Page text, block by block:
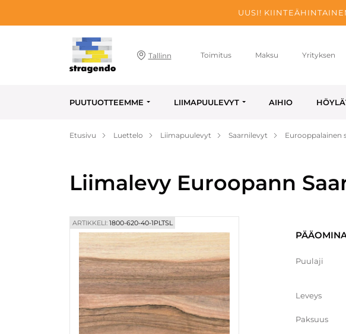
UUSI!
Tallinn Toimitus Maksu Yrityksen
PUUTUOTTEEMME LIIMAPUULEVYT AIHIO
Etusivu Luettelo Liimapuulevyt Saarnilevyt Eurooppalainen
Liimalevy Euroopann
ARTIKKELI: 1800-620-40-1PLTSL
Puulaji
Leveys
Paksuus